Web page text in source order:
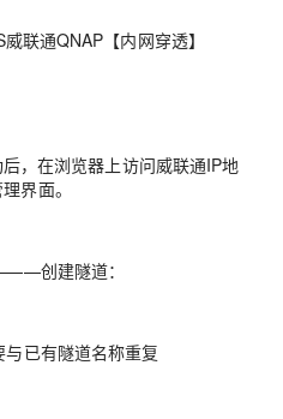
联通QNAP【内网穿透】
，在浏览器上访问威联通IP地
界面。
创建隧道：
已有隧道名称重复